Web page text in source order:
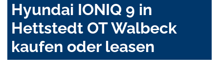
Hyundai IONIQ 9 in
Hettstedt OT Walbeck
kaufen oder leasen